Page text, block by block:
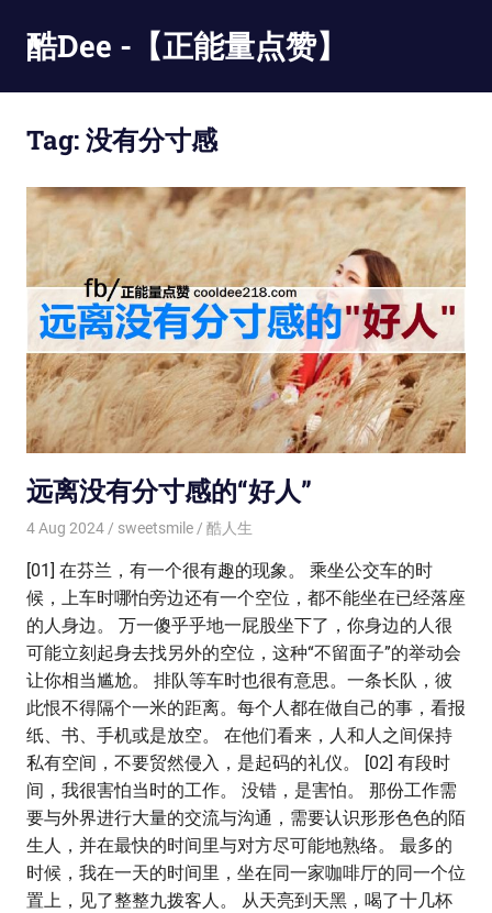
content
酷Dee -【正能量点赞】
最
有
酷
Tag:没有分寸感
远离没有分寸感的“好人”
4 Aug 2024 sweetsmile 酷人生
[01] 在芬兰，有一个很有趣的现象。 乘坐公交车的时
候，上车时哪怕旁边还有一个空位，都不能坐在已经落座
的人身边。 万一傻乎乎地一屁股坐下了，你身边的人很
可能立刻起身去找另外的空位，这种“不留面子”的举动会
让你相当尴尬。 排队等车时也很有意思。一条长队，彼
此恨不得隔个一米的距离。每个人都在做自己的事，看报
纸、书、手机或是放空。 在他们看来，人和人之间保持
私有空间，不要贸然侵入，是起码的礼仪。 [02] 有段时
间，我很害怕当时的工作。 没错，是害怕。 那份工作需
要与外界进行大量的交流与沟通，需要认识形形色色的陌
生人，并在最快的时间里与对方尽可能地熟络。 最多的
时候，我在一天的时间里，坐在同一家咖啡厅的同一个位
置上，见了整整九拨客人。 从天亮到天黑，喝了十几杯